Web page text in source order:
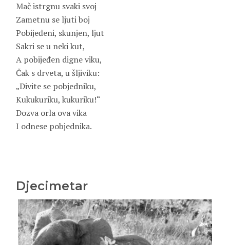
Mač istrgnu svaki svoj
Zametnu se ljuti boj
Pobijeđeni, skunjen, ljut
Sakri se u neki kut,
A pobijeđen digne viku,
Čak s drveta, u šljiviku:
„Divite se pobjedniku,
Kukukuriku, kukuriku!“
Dozva orla ova vika
I odnese pobjednika.
Djecimetar